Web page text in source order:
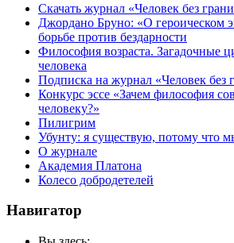
Скачать журнал «Человек без
Джордано Бруно: «О героическом
борьбе против бездарности
Философия возраста. Загадочные
человека
Подписка на журнал «Человек без
Конкурс эссе «Зачем философия
человеку?»
Пилигрим
Убунту: я существую, потому что
О журнале
Академия Платона
Колесо добродетелей
Навигатор